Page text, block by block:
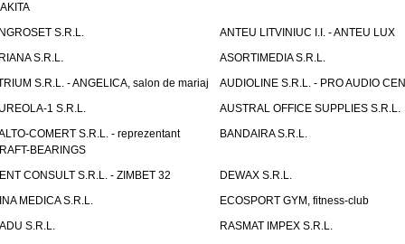
S.R.L.
ANTEU LITVINIUC I.I. - ANTEU LUX
S.R.L.
ASORTIMEDIA S.R.L.
S.R.L. - ANGELICA, salon de mariaj
AUDIOLINE S.R.L. - PRO AUDIO
1 S.R.L.
AUSTRAL OFFICE SUPPLIES S.R.L.
COMERT S.R.L. - reprezentant
BEARINGS
BANDAIRA S.R.L.
CONSULT S.R.L. - ZIMBET 32
DEWAX S.R.L.
MEDICA S.R.L.
ECOSPORT GYM, fitness-club
S.R.L.
RASMAT IMPEX S.R.L.